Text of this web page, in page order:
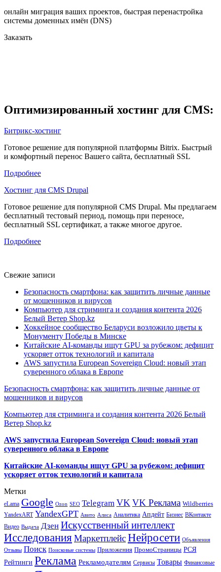
онлайн миграция ваших проектов, быстрая перенастройка
системы доменных имён (DNS)
Заказать
Оптимизированный хостинг для CMS:
Битрикс-хостинг
Готовое решение для популярной платформы Bitrix. Быстрый
и комфортный перенос Вашего сайта, бесплатный SSL
Подробнее
Хостинг для CMS Drupal
Готовое решение для популярной CMS Drupal. Мы предлагаем
бесплатный тестовый период, помощь при переносе,
бесплатный SSL сертификат, а также многое другое.
Подробнее
Свежие записи
Безопасность смартфона: как защитить личные данные
от мошенников и вирусов
Компьютер для стриминга и создания контента 2026
Белый Ветер Shop.kz
Хоккейное сообщество Беларуси возложило цветы к
Монументу Победы в Минске
Китайские AI-команды ищут GPU за рубежом: дефицит
ускоряет отток технологий и капитала
AWS запустила European Sovereign Cloud: новый этап
суверенного облака в Европе
Безопасность смартфона: как защитить личные данные от
мошенников и вирусов
Компьютер для стриминга и создания контента 2026 Белый
Ветер Shop.kz
AWS запустила European Sovereign Cloud: новый этап
суверенного облака в Европе
Китайские AI-команды ищут GPU за рубежом: дефицит
ускоряет отток технологий и капитала
Метки
eLama Google Ozon SEO Telegram VK VK Реклама Wildberries
YandexART YandexGPT Авито Алиса Аналитика Апдейт Бизнес ВКонтакте
Видео Выдача Дзен Искусственный интеллект
Исследования МаркетплейсНейросети Объявления
Отзывы Поиск Поисковые системы Приложения ПромоСтраницы РСЯ
Рейтинги Реклама Рекламодателям Сервисы Товары Финансовые